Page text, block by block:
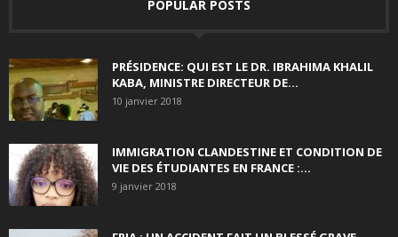
POPULAR POSTS
PRÉSIDENCE: QUI EST LE DR. IBRAHIMA KHALIL
KABA, MINISTRE DIRECTEUR DE...
10 janvier 2018
IMMIGRATION CLANDESTINE ET CONDITION DE
VIE DES ÉTUDIANTES EN FRANCE :...
9 janvier 2018